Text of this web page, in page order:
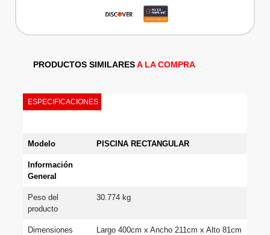
PRODUCTOS SIMILARESA LA COMPRA
ESPECIFICACIONES
Modelo PISCINA RECTANGULAR
Información
General
Peso del
producto
30.774 kg
Dimensiones
Largo 400cm x Ancho 211cm x Alto 81cm